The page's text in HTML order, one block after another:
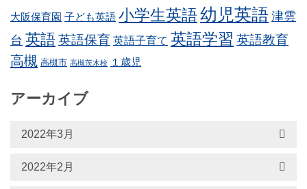
大阪保育園 子ども英語 小学生英語幼児英語 津雲
台 英語英語保育 英語子育て 英語学習 英語教育
高槻 高槻市 高槻茨木校 １歳児
アーカイブ
2022年3月
2022年2月